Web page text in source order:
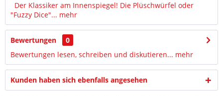
Der Klassiker am Innenspiegel! Die Plüschwürfel oder
"Fuzzy Dice"... mehr
Bewertungen
0
Bewertungen lesen, schreiben und diskutieren... mehr
Kunden haben sich ebenfalls angesehen